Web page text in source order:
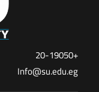
+20-19050
Info@su.edu.eg